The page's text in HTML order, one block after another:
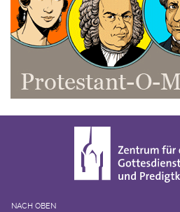
NACH OBEN